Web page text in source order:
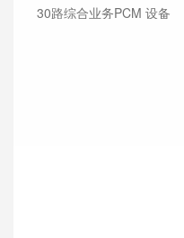
30路综合业务PCM 设备